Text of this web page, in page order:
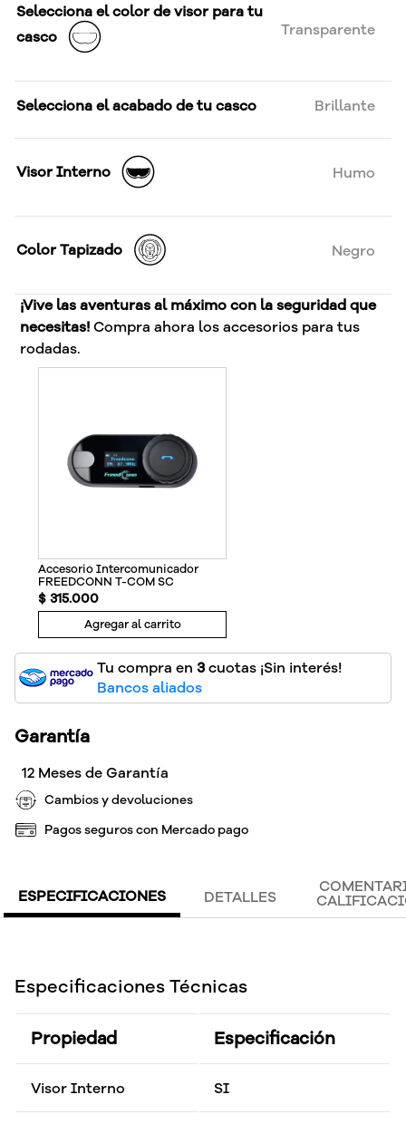
Selecciona el color de visor para tu
casco
Transparente
Selecciona el acabado de tu casco Brillante
Visor Interno Humo
Color Tapizado Negro
¡Vive las aventuras al máximo con la seguridad que
necesitas!Compra ahora los accesorios para tus
rodadas.
Accesorio Intercomunicador
FREEDCONN T-COM SC
$ 315.000
Agregar al carrito
Tu compra en 3cuotas ¡Sin interés!
Bancos aliados
Garantía
12 Meses de Garantía
Cambios y devoluciones
Pagos seguros con Mercado pago
ESPECIFICACIONES DETALLES
Especificaciones Técnicas
Propiedad Especificación
Visor Interno SI